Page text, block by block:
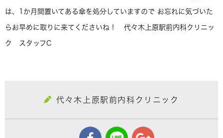
は、1か月間置いてある傘を処分していますので お忘れに気づいた
らお早めに取りに来てくださいね！ 代々木上原駅前内科クリニッ
ク スタッフC
代々木上原駅前内科クリニック